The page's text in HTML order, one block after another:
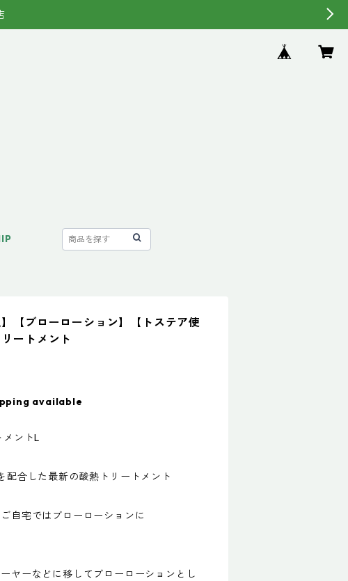
】【ブローローション】【トステア使
ートメント
available
メントL
配合した最新の酸熱トリートメント
自宅ではブローローションに
ヤーなどに移してブローローションとし